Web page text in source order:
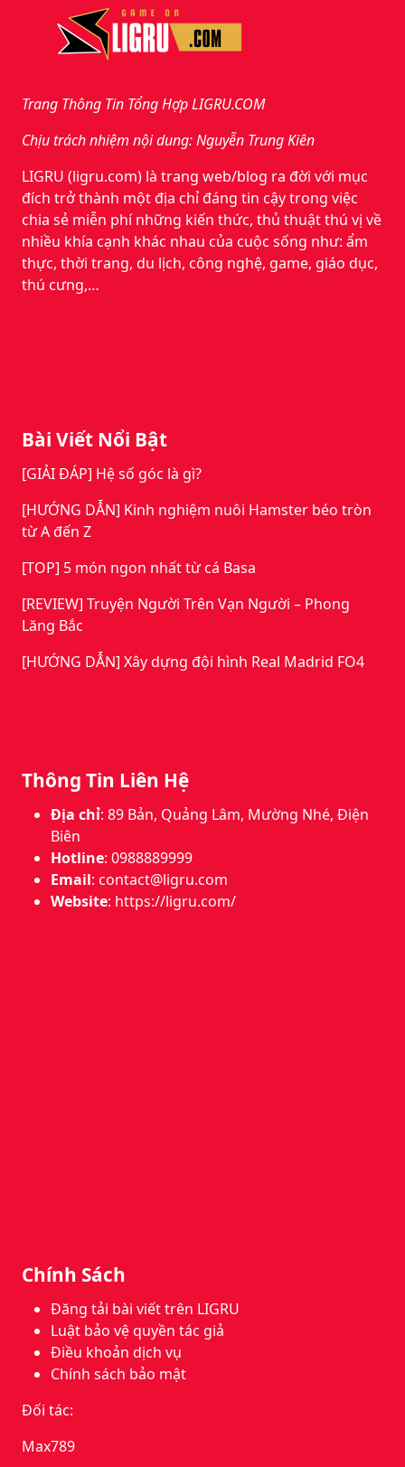
Trang Thông Tin Tổng Hợp LIGRU.COM
Chịu trách nhiệm nội dung: Nguyễn Trung Kiên
LIGRU (ligru.com) là trang web/blog ra đời với mục
đích trở thành một địa chỉ đáng tin cậy trong việc
chia sẻ miễn phí những kiến thức, thủ thuật thú vị về
nhiều khía cạnh khác nhau của cuộc sống như: ẩm
thực, thời trang, du lịch, công nghệ, game, giáo dục,
thú cưng,…
Bài Viết Nổi Bật
[GIẢI ĐÁP] Hệ số góc là gì?
[HƯỚNG DẪN] Kinh nghiệm nuôi Hamster béo tròn
từ A đến Z
[TOP] 5 món ngon nhất từ cá Basa
[REVIEW] Truyện Người Trên Vạn Người – Phong
Lăng Bắc
[HƯỚNG DẪN] Xây dựng đội hình Real Madrid FO4
Thông Tin Liên Hệ
Địa chỉ: 89 Bản, Quảng Lâm, Mường Nhé, Điện
Biên
Hotline: 0988889999
Email: contact@ligru.com
Website: https://ligru.com/
Chính Sách
Đăng tải bài viết trên LIGRU
Luật bảo vệ quyền tác giả
Điều khoản dịch vụ
Chính sách bảo mật
Đối tác:
Max789